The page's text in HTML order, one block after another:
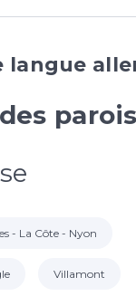
langue
- La Côte - Nyon
Villamont